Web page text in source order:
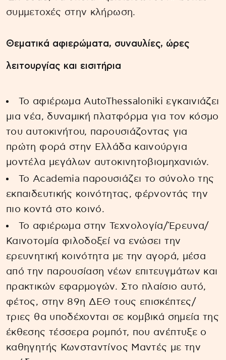
συμμετοχές στην κλήρωση.
Θεματικά αφιερώματα, συναυλίες, ώρες
λειτουργίας και εισιτήρια
Το αφιέρωμα AutoThessaloniki εγκαινιάζει
μια νέα, δυναμική πλατφόρμα για τον κόσμο
του αυτοκινήτου, παρουσιάζοντας για
πρώτη φορά στην Ελλάδα καινούργια
μοντέλα μεγάλων αυτοκινητοβιομηχανιών.
Το Academia παρουσιάζει το σύνολο της
εκπαιδευτικής κοινότητας, φέρνοντάς την
πιο κοντά στο κοινό.
Το αφιέρωμα στην Τεχνολογία/Έρευνα/
Καινοτομία φιλοδοξεί να ενώσει την
ερευνητική κοινότητα με την αγορά, μέσα
από την παρουσίαση νέων επιτευγμάτων και
πρακτικών εφαρμογών. Στο πλαίσιο αυτό,
φέτος, στην 89η ΔΕΘ τους επισκέπτες/
τριες θα υποδέχονται σε κομβικά σημεία της
έκθεσης τέσσερα ρομπότ, που ανέπτυξε ο
καθηγητής Κωνσταντίνος Μαντές με την